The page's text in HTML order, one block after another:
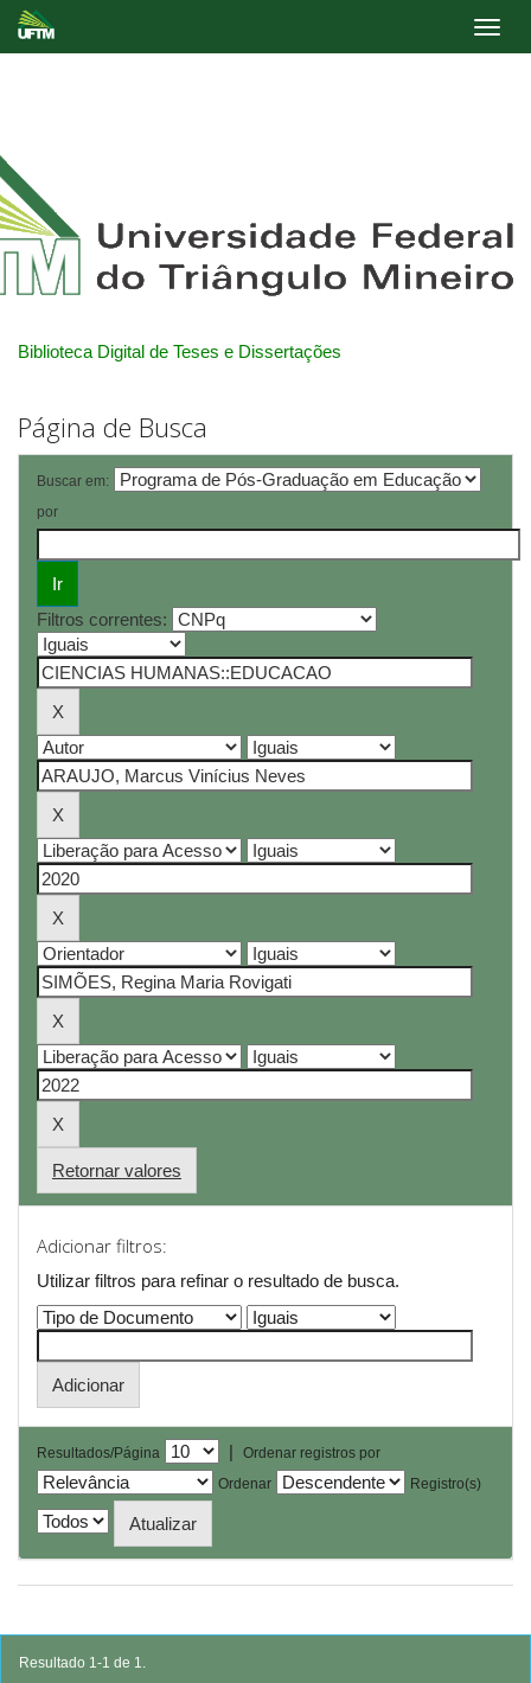
Biblioteca Digital de Teses e Dissertações
Página de Busca
Buscar em:
por
Filtros correntes:
Retornar valores
Adicionar filtros:
Utilizar filtros para refinar o resultado de busca.
Resultados/Página |
Ordenar registros por
Ordenar
Registro(s)
Resultado 1-1 de 1.